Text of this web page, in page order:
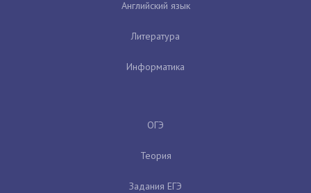
Английский язык
Литература
Информатика
ОГЭ
Теория
Задания ЕГЭ